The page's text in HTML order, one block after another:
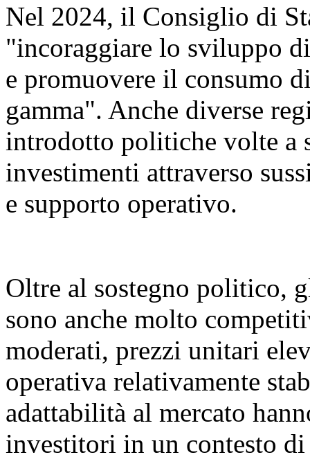
Nel 2024, il Consiglio di
"incoraggiare lo sviluppo
e promuovere il consumo
gamma". Anche diverse
introdotto politiche volte a
investimenti attraverso
e supporto operativo.
Oltre al sostegno politico,
sono anche molto
moderati, prezzi unitari
operativa relativamente
adattabilità al mercato
investitori in un contesto